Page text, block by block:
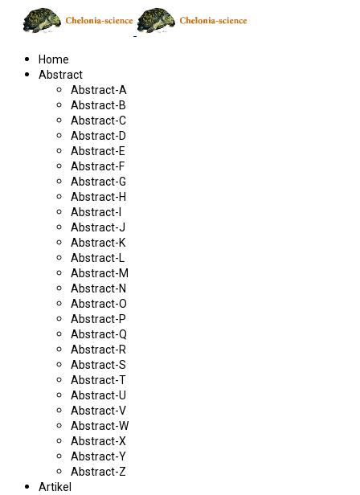
Home
Abstract
Abstract-A
Abstract-B
Abstract-C
Abstract-D
Abstract-E
Abstract-F
Abstract-G
Abstract-H
Abstract-I
Abstract-J
Abstract-K
Abstract-L
Abstract-M
Abstract-N
Abstract-O
Abstract-P
Abstract-Q
Abstract-R
Abstract-S
Abstract-T
Abstract-U
Abstract-V
Abstract-W
Abstract-X
Abstract-Y
Abstract-Z
Artikel